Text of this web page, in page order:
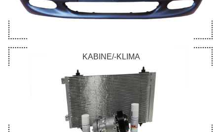
KABINE/-KLIMA